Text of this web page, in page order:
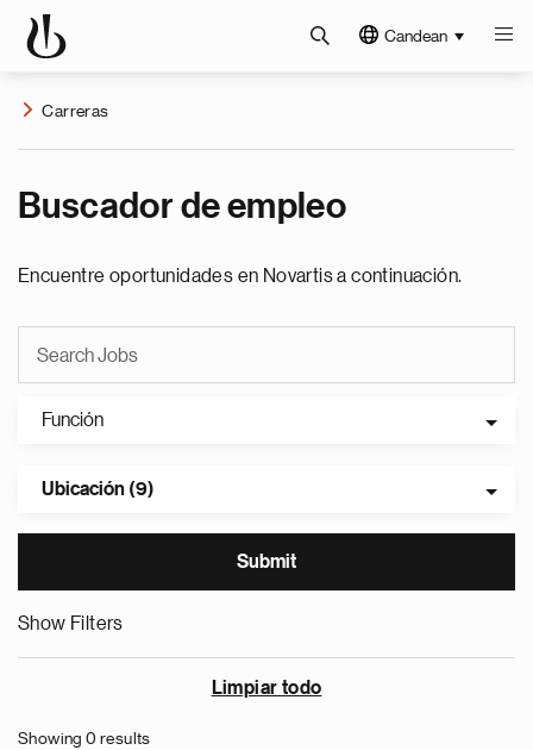
Candean
Carreras
Buscador de empleo
Encuentre oportunidades en Novartis a continuación.
Función
Ubicación (9)
Show Filters
Limpiar todo
Showing 0 results